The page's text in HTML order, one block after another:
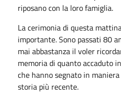
riposano con la loro famiglia.
La cerimonia di questa
importante. Sono passati 80
mai abbastanza il voler
memoria di quanto accaduto
che hanno segnato in
storia più recente.